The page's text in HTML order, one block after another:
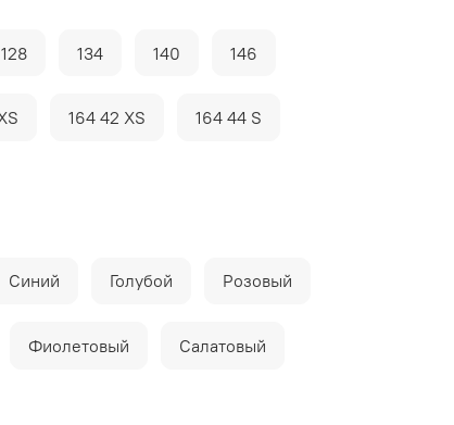
128 134 140 146
164 42 XS 164 44 S
Синий Голубой Розовый
Фиолетовый Салатовый